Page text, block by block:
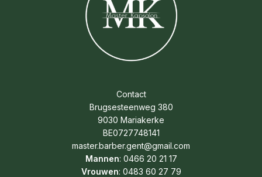
Contact
Brugsesteenweg 380
9030 Mariakerke
BE0727748141
master.barber.gent@gmail.com
Mannen: 0466 20 21 17
Vrouwen: 0483 60 27 79